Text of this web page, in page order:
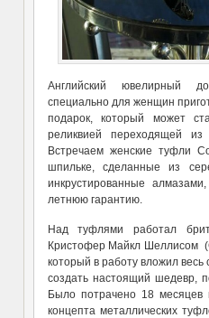
Английский ювелирный
специально для женщин
подарок, который может
реликвией переходящей из
Встречаем женские туфли
шпильке, сделанные из
инкрустированные
летнюю гарантию.
Над туфлями работал
Кристофер Майкл Шеллисом
который в работу вложил весь
создать настоящий шедевр,
Было потрачено 18 месяцев
концепта металлических